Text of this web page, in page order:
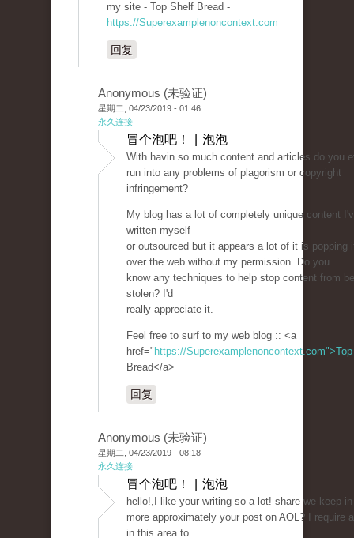
my site - Top Shelf Bread -
https://Superexamplenoncontext.com
回复
Anonymous (未验证)
星期二, 04/23/2019 - 01:46
永久连接
冒个泡吧！ | 泡泡
With havin so much content and articles do you
run into any problems of plagorism or copyright
infringement?
My blog has a lot of completely unique content
written myself
or outsourced but it appears a lot of it is popping
over the web without my permission. Do you
know any techniques to help stop content from
stolen? I'd
really appreciate it.
Feel free to surf to my web blog :: <a
href=" https://Superexamplenoncontext.com">Top
Bread</a>
回复
Anonymous (未验证)
星期二, 04/23/2019 - 08:18
永久连接
冒个泡吧！ | 泡泡
hello!,I like your writing so a lot! share we keep
more approximately your post on AOL? I require
in this area to